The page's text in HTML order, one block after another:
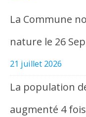
La Commune
nature le 26
21 juillet 2026
La population
augmenté 4